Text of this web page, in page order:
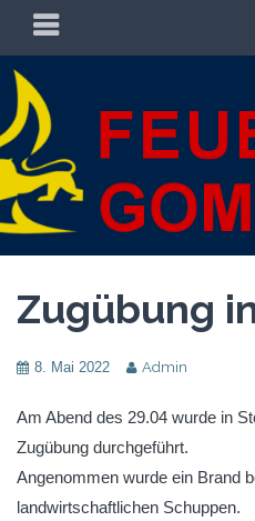
Zum
springen
PRIMÄRES
MENÜ
FREIWILLIGE
Zugübung
8. Mai 2022 Admin
Am Abend des 29.04 wurde in
Zugübung durchgeführt.
Angenommen wurde ein Brand
landwirtschaftlichen Schuppen.